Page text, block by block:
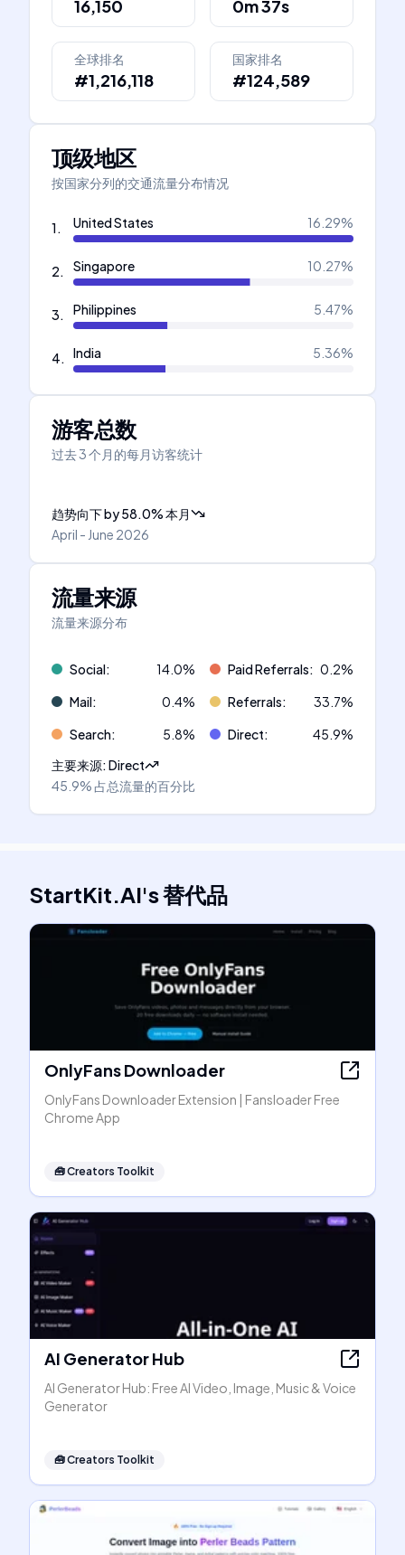
16,150 0m 37s
全球排名
#1,216,118
国家排名
#124,589
顶级地区
按国家分列的交通流量分布情况
1. United States 16.29%
2. Singapore 10.27%
3. Philippines 5.47%
4. India 5.36%
游客总数
过去 3 个月的每月访客统计
趋势向下by58.0%本月
April - June 2026
流量来源
流量来源分布
Social: 14.0% Paid Referrals: 0.2%
Mail: 0.4% Referrals: 33.7%
Search: 5.8% Direct: 45.9%
主要来源:Direct
45.9%占总流量的百分比
StartKit.AI's替代品
OnlyFans Downloader
OnlyFans Downloader Extension | Fansloader Free
Chrome App
🧰Creators Toolkit
AI Generator Hub
AI Generator Hub: Free AI Video, Image, Music & Voice
Generator
🧰Creators Toolkit